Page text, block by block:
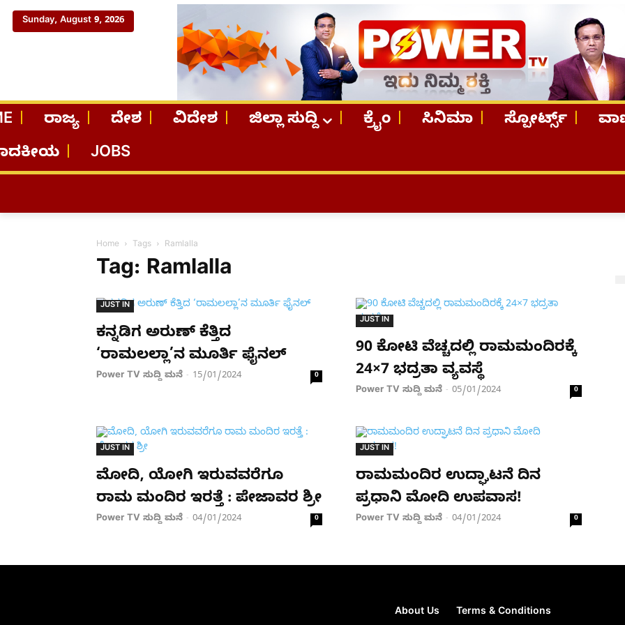
Sunday, August 9, 2026
ರಾಜ್ಯ ದೇಶ ವಿದೇಶ ಜಿಲ್ಲಾ ಸುದ್ದಿ ಕ್ರೈಂ ಸಿನಿಮಾ ಸ್ಪೋರ್ಟ್ಸ್
JOBS
Home Tags Ramlalla
Tag: Ramlalla
JUST IN
ಕನ್ನಡಿಗ ಅರುಣ್ ಕೆತ್ತಿದ
‘ರಾಮಲಲ್ಲಾ’ನ ಮೂರ್ತಿ ಫೈನಲ್
Power TV ಸುದ್ದಿ ಮನೆ - 15/01/2024 0
JUST IN
90 ಕೋಟಿ ವೆಚ್ಚದಲ್ಲಿ ರಾಮಮಂದಿರಕ್ಕೆ
24×7 ಭದ್ರತಾ ವ್ಯವಸ್ಥೆ
Power TV ಸುದ್ದಿ ಮನೆ - 05/01/2024 0
JUST IN
ಮೋದಿ, ಯೋಗಿ ಇರುವವರೆಗೂ
ರಾಮ ಮಂದಿರ ಇರತ್ತೆ : ಪೇಜಾವರ ಶ್ರೀ
Power TV ಸುದ್ದಿ ಮನೆ - 04/01/2024 0
JUST IN
ರಾಮಮಂದಿರ ಉದ್ಘಾಟನೆ ದಿನ
ಪ್ರಧಾನಿ ಮೋದಿ ಉಪವಾಸ!
Power TV ಸುದ್ದಿ ಮನೆ - 04/01/2024 0
About Us Terms & Conditions